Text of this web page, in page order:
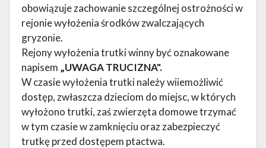
obowiązuje zachowanie szczególnej ostrożności w
rejonie wyłożenia środków zwalczających
gryzonie.
Rejony wyłożenia trutki winny być oznakowane
napisem „UWAGA TRUCIZNA".
W czasie wyłożenia trutki należy wiiemożliwić
dostęp, zwłaszcza dzieciom do miejsc, w których
wyłożono trutki, zaś zwierzęta domowe trzymać
w tym czasie w zamknięciu oraz zabezpieczyć
trutkę przed dostępem ptactwa.